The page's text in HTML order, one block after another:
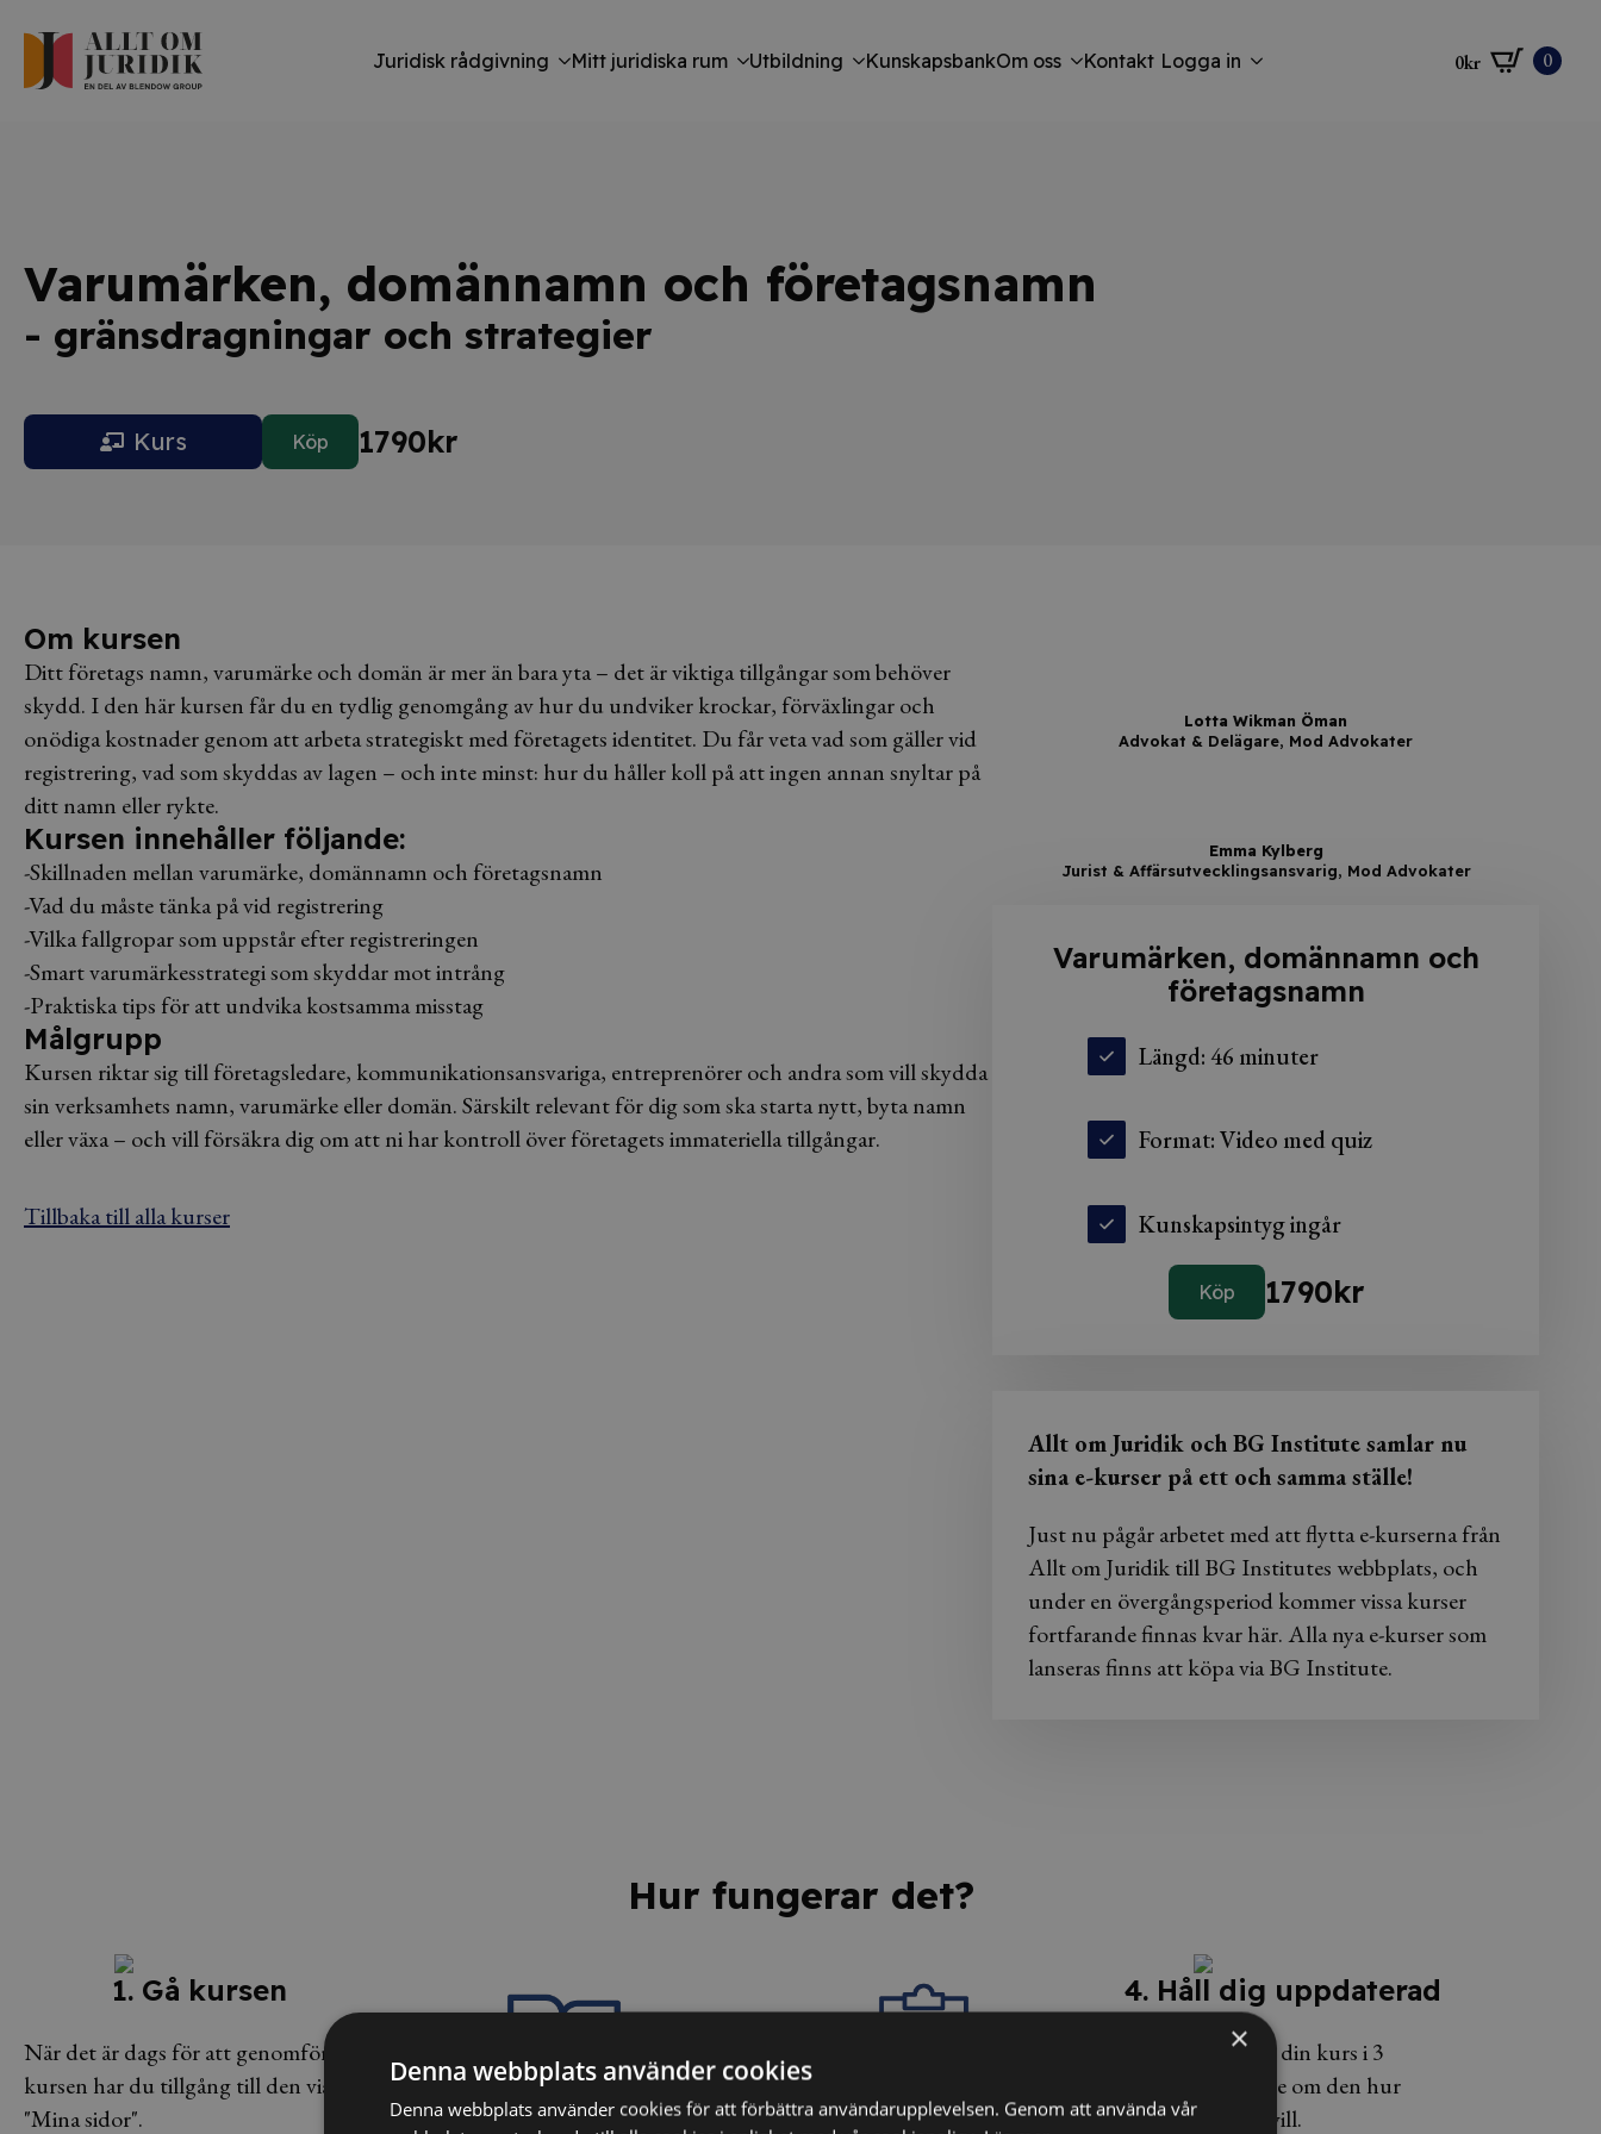
Juridisk rådgivning Mitt juridiska rum Utbildning KunskapsbankOm oss Kontakt Logga in 0kr 0
Varumärken, domännamn och företagsnamn
- gränsdragningar och strategier
Kurs Köp 1790kr
Om kursen
Ditt företags namn, varumärke och domän är mer än bara yta – det är viktiga tillgångar som behöver
skydd. I den här kursen får du en tydlig genomgång av hur du undviker krockar, förväxlingar och
onödiga kostnader genom att arbeta strategiskt med företagets identitet. Du får veta vad som gäller vid
registrering, vad som skyddas av lagen – och inte minst: hur du håller koll på att ingen annan snyltar på
ditt namn eller rykte.
Kursen innehåller följande:
-Skillnaden mellan varumärke, domännamn och företagsnamn
-Vad du måste tänka på vid registrering
-Vilka fallgropar som uppstår efter registreringen
-Smart varumärkesstrategi som skyddar mot intrång
-Praktiska tips för att undvika kostsamma misstag
Målgrupp
Kursen riktar sig till företagsledare, kommunikationsansvariga, entreprenörer och andra som vill skydda
sin verksamhets namn, varumärke eller domän. Särskilt relevant för dig som ska starta nytt, byta namn
eller växa – och vill försäkra dig om att ni har kontroll över företagets immateriella tillgångar.
Tillbaka till alla kurser
Lotta Wikman Öman
Advokat & Delägare, Mod Advokater
Emma Kylberg
Jurist & Affärsutvecklingsansvarig, Mod Advokater
Varumärken, domännamn och
företagsnamn
Längd: 46 minuter
Format: Video med quiz
Kunskapsintyg ingår
Köp 1790kr
Allt om Juridik och BG Institute samlar nu
sina e-kurser på ett och samma ställe!
Just nu pågår arbetet med att flytta e-kurserna från
Allt om Juridik till BG Institutes webbplats, och
under en övergångsperiod kommer vissa kurser
fortfarande finnas kvar här. Alla nya e-kurser som
lanseras finns att köpa via BG Institute.
Hur fungerar det?
1. Gå kursen
När det är dags för att genomföra
kursen har du tillgång till den via
"Mina sidor".
4. Håll dig uppdaterad
Du har tillgång till din kurs i 3
månader och kan se om den hur
många gånger du vill.
×
Denna webbplats använder cookies
Denna webbplats använder cookies för att förbättra användarupplevelsen. Genom att använda vår